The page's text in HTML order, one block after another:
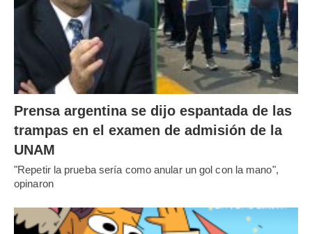
Prensa argentina se dijo espantada de las
trampas en el examen de admisión de la
UNAM
"Repetir la prueba sería como anular un gol con la mano",
opinaron